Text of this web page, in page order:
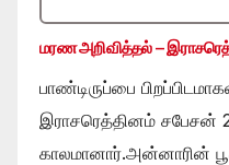
மரண அறிவித்தல் –
பாண்டிருப்பை
இராசரெத்தினம் சபேசன்
காலமானார்.அன்னாரின்